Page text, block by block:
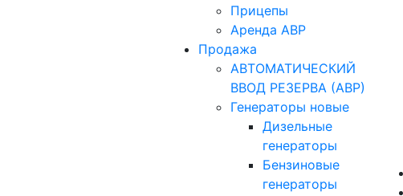
Прицепы
Аренда АВР
Продажа
АВТОМАТИЧЕСКИЙ
ВВОД РЕЗЕРВА (АВР)
Генераторы новые
Дизельные
генераторы
Бензиновые
генераторы